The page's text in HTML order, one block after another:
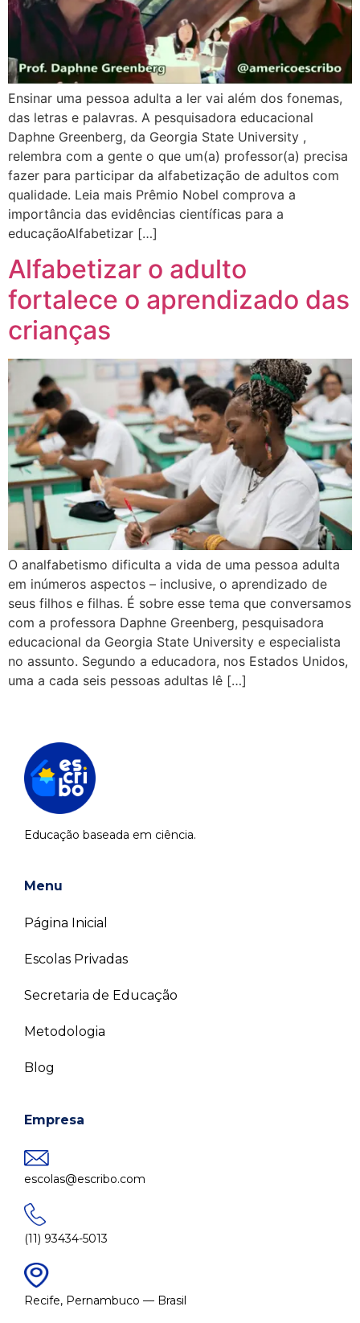
Ensinar uma pessoa adulta a ler vai além dos fonemas,
das letras e palavras. A pesquisadora educacional
Daphne Greenberg, da Georgia State University ,
relembra com a gente o que um(a) professor(a) precisa
fazer para participar da alfabetização de adultos com
qualidade. Leia mais Prêmio Nobel comprova a
importância das evidências científicas para a
educaçãoAlfabetizar […]
Alfabetizar o adulto
fortalece o aprendizado das
crianças
O analfabetismo dificulta a vida de uma pessoa adulta
em inúmeros aspectos – inclusive, o aprendizado de
seus filhos e filhas. É sobre esse tema que conversamos
com a professora Daphne Greenberg, pesquisadora
educacional da Georgia State University e especialista
no assunto. Segundo a educadora, nos Estados Unidos,
uma a cada seis pessoas adultas lê […]
Educação baseada em ciência.
Menu
Página Inicial
Escolas Privadas
Secretaria de Educação
Metodologia
Blog
Empresa
escolas@escribo.com
(11) 93434-5013
Recife, Pernambuco — Brasil